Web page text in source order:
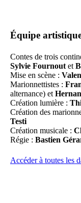
Équipe
Contes de trois
Sylvie Fournoutet
Mise en scène :
Marionnettistes :
alternance) et
Création lumière :
Création des
Testi
Création musicale :
Régie : Bastien
Accéder à toutes les